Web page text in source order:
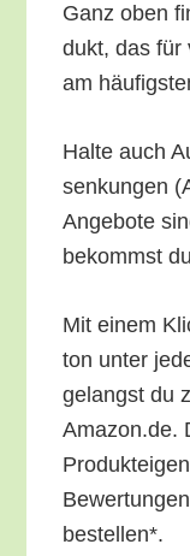
Ganz oben
dukt, das für
am
Hal­te auch
sen­kun­gen
Ange­bo­te
bekommst
Mit einem
ton unter
gelangst du
Amazon.de.
bestellen*.